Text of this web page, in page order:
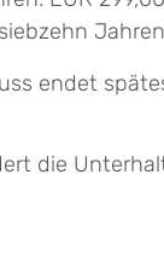
endet
die